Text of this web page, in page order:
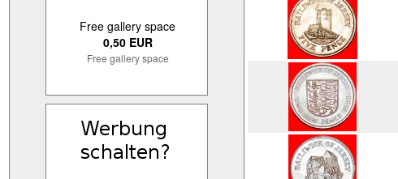
Free gallery space
0,50 EUR
Free gallery space